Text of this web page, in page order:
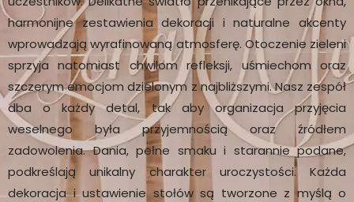
harmonijne zestawienia dekoracji i naturalne akcenty
wprowadzają wyrafinowaną atmosferę. Otoczenie zieleni
sprzyja natomiast chwilom refleksji, uśmiechom oraz
szczerym emocjom dzielonym z najbliższymi. Nasz zespół
dba o każdy detal, tak aby organizacja przyjęcia
weselnego była przyjemnością oraz źródłem
zadowolenia. Dania, pełne smaku i starannie podane,
podkreślają unikalny charakter uroczystości. Każda
dekoracja i ustawienie stołów są tworzone z myślą o